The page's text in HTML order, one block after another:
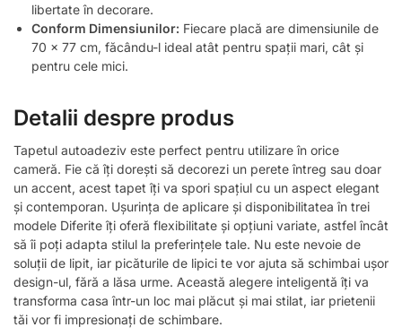
libertate în decorare.
Conform Dimensiunilor: Fiecare placă are dimensiunile de
70 x 77 cm, făcându-l ideal atât pentru spații mari, cât și
pentru cele mici.
Detalii despre produs
Tapetul autoadeziv este perfect pentru utilizare în orice
cameră. Fie că îți dorești să decorezi un perete întreg sau doar
un accent, acest tapet îți va spori spațiul cu un aspect elegant
și contemporan. Ușurința de aplicare și disponibilitatea în trei
modele Diferite îți oferă flexibilitate și opțiuni variate, astfel încât
să îi poți adapta stilul la preferințele tale. Nu este nevoie de
soluții de lipit, iar picăturile de lipici te vor ajuta să schimbai ușor
design-ul, fără a lăsa urme. Această alegere inteligentă îți va
transforma casa într-un loc mai plăcut și mai stilat, iar prietenii
tăi vor fi impresionați de schimbare.